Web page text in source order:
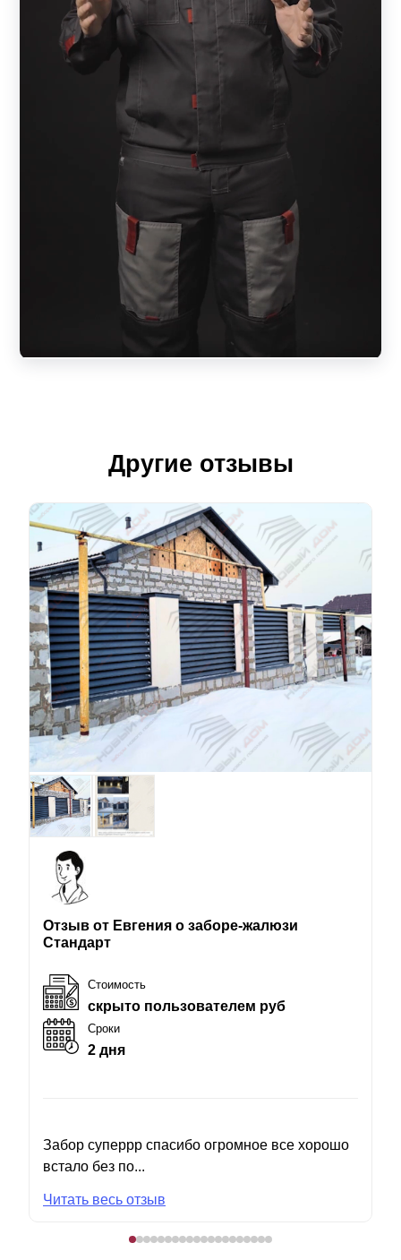
Другие отзывы
Отзыв от Евгения о заборе-жалюзи
Стандарт
Стоимость
скрыто пользователем руб
Сроки
2 дня
Забор суперрр спасибо огромное все хорошо
встало без по...
Читать весь отзыв